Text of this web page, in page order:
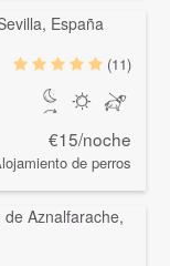
(11)
€15/noche
de perros